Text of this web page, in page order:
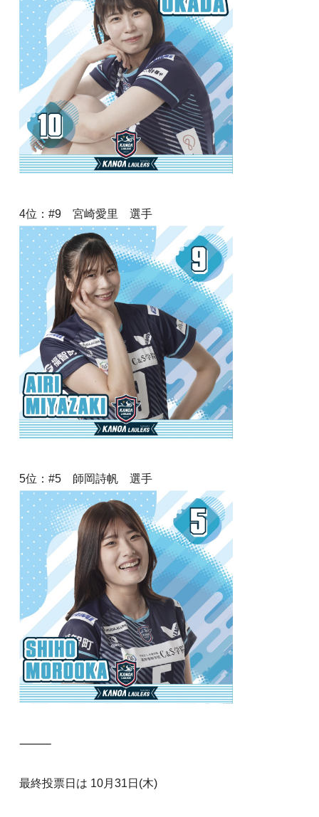
4位：#9 宮崎愛里 選手
5位：#5 師岡詩帆 選手
⸻
最終投票日は 10月31日(木)